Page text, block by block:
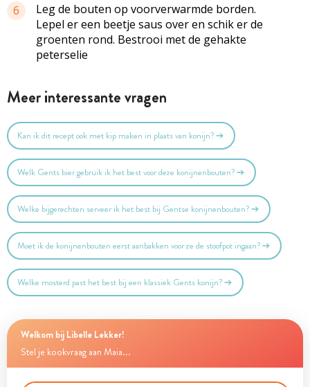
6
Leg de bouten op voorverwarmde borden.
Lepel er een beetje saus over en schik er de
groenten rond. Bestrooi met de gehakte
peterselie
Meer interessante vragen
Kan ik dit recept ook met kip maken in plaats van konijn?
Welk Gents bier gebruik ik het best voor deze konijnenbouten?
Welke bijgerechten serveer ik het best bij Gentse konijnenbouten?
Moet ik de konijnenbouten eerst aanbakken voor ze de stoofpot ingaan?
Welke mosterd past het best bij een klassiek Gents konijn?
Welkom bij Libelle Lekker!
Stel je kookvraag aan Maia...